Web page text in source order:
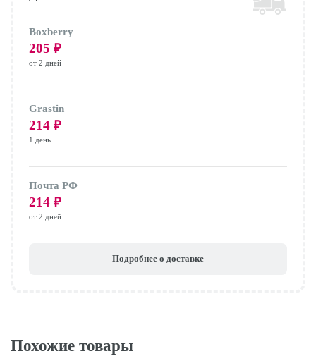
Boxberry
205 ₽
от 2 дней
Grastin
214 ₽
1 день
Почта РФ
214 ₽
от 2 дней
Подробнее о доставке
Похожие товары